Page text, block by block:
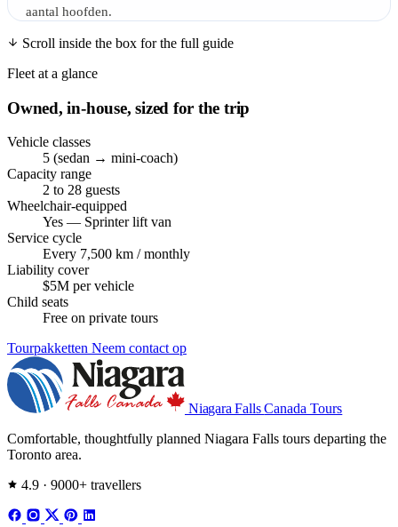
aantal hoofden.
Executive-sedans— Lincoln Town Cars en Mercedes E-
luchthaventransfers.
Premium SUV's— Cadillac Escalades en full-size
hogere rijpositie voor een beter Niagara-uitzicht vanaf de
achterbank.
Mercedes Sprinter-busjes (korte en lange wielbasis)
het werkpaard van elke gerenommeerde Toronto-Niagara-
operator. Hoog plafond, captain's stoelen, extra grote
ramen. Tot 14 gasten in de lange wielbasis met eigen
bagageaanhanger.
Luxe shuttlebussen
tegenover elkaar staande clubstoelen met tafels. Populair
voor bedrijfsdagen en bruiloftsfeesten.
Charter mini-coaches— 28 stoelen, volledige
bagageruimte, toilet aan boord. Gebruikt voor
schoolgroepen, grote verjaardagsfeesten en onze grootste
privétours.
Klasse-B-chauffeur (of hoger) met actuele Smart Serve-
Scroll inside the box for the full guide
Fleet at a glance
Owned, in-house, sized for the trip
Vehicle classes
5 (sedan → mini-coach)
Capacity range
2 to 28 guests
Wheelchair-equipped
Yes — Sprinter lift van
Service cycle
Every 7,500 km / monthly
Liability cover
$5M per vehicle
Child seats
Free on private tours
Tourpakketten Neem contact op
Niagara FallsCanada Tours
Comfortable, thoughtfully planned Niagara Falls tours departing the
Toronto area.
4.9 · 9000+ travellers